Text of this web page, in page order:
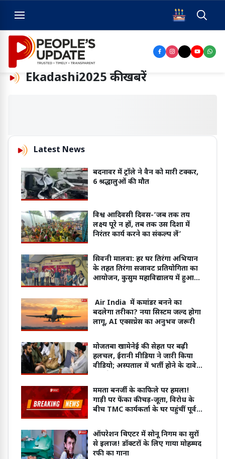
Ekadashi2025 की खबरें
Latest News
बदनावर में ट्रॉले ने वैन को मारी टक्कर,
6 श्रद्धालुओं की मौत
विश्व आदिवसी दिवस-‘जब तक तय
लक्ष्य पूरे न हों, तब तक उस दिशा में
निरंतर कार्य करने का संकल्प लें’
सिवनी मालवा: हर घर तिरंगा अभियान
के तहत तिरंगा सजावट प्रतियोगिता का
आयोजन, कुसुम महाविद्यालय में हुआ
Air India में कमांडर बनने का
बदलेगा तरीका? नया सिस्टम जल्द होगा
लागू, AI एक्सप्रेस का अनुभव जरूरी
मोजतबा खामेनेई की सेहत पर बढ़ी
हलचल, ईरानी मीडिया ने जारी किया
वीडियो; अस्पताल में भर्ती होने के दावे
ममता बनर्जी के काफिले पर हमला!
गाड़ी पर फेंका कीचड़-जूता, विरोध के
बीच TMC कार्यकर्ता के घर पहुंचीं पूर्व
ऑपरेशन थिएटर में सोनू निगम का सुरों
से इलाज! डॉक्टरों के लिए गाया मोहम्मद
रफी का गाना